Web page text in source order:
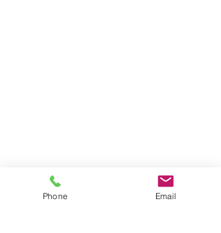
Phone Email